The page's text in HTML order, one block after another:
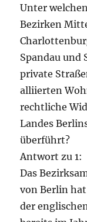
Unter
Bezirken
Spandau
private
alliierten
rechtliche
Landes
überführt?
Antwort zu 1:
Das
von Berlin
der